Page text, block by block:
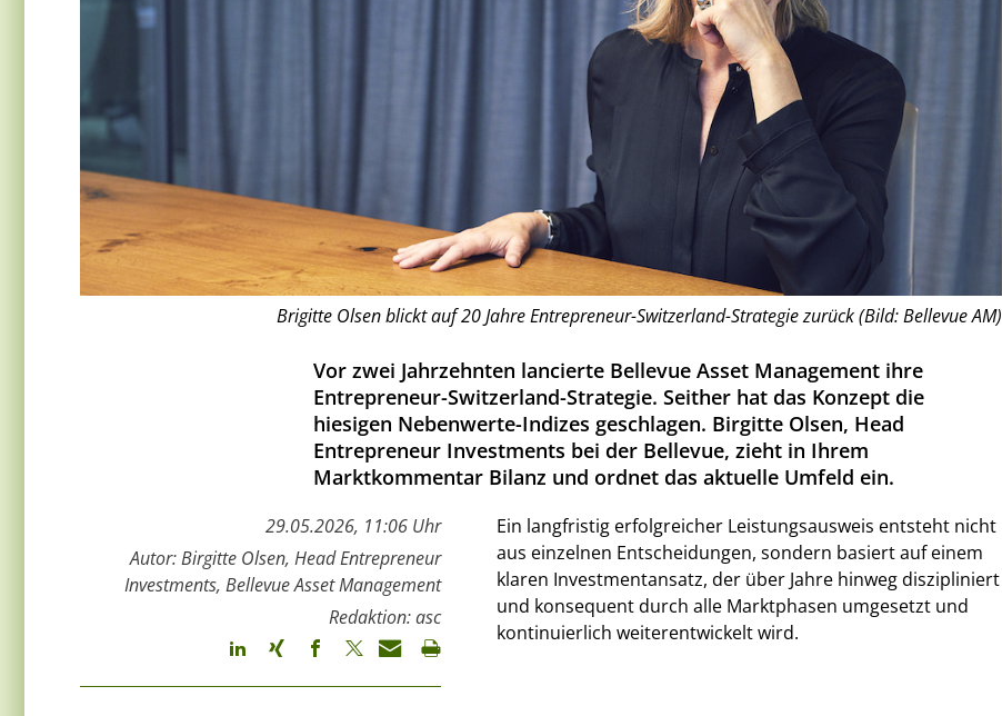
Brigitte Olsen blickt auf 20 Jahre Entrepreneur-Switzerland-Strategie zurück (Bild: Bellevue AM)
Vor zwei Jahrzehnten lancierte Bellevue Asset Management ihre
Entrepreneur-Switzerland-Strategie. Seither hat das Konzept die
hiesigen Nebenwerte-Indizes geschlagen. Birgitte Olsen, Head
Entrepreneur Investments bei der Bellevue, zieht in Ihrem
Marktkommentar Bilanz und ordnet das aktuelle Umfeld ein.
29.05.2026, 11:06 Uhr
Autor: Birgitte Olsen, Head Entrepreneur
Investments, Bellevue Asset Management
Redaktion: asc
Ein langfristig erfolgreicher Leistungsausweis entsteht nicht
aus einzelnen Entscheidungen, sondern basiert auf einem
klaren Investmentansatz, der über Jahre hinweg diszipliniert
und konsequent durch alle Marktphasen umgesetzt und
kontinuierlich weiterentwickelt wird.